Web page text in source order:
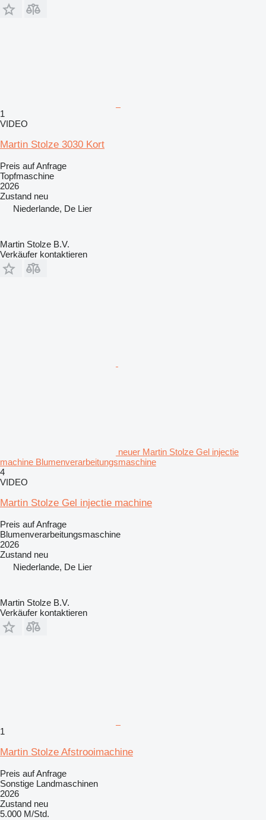
1
VIDEO
Martin Stolze 3030 Kort
Preis auf Anfrage
Topfmaschine
2026
Zustand neu
Niederlande, De Lier
Martin Stolze B.V.
Verkäufer kontaktieren
neuer Martin Stolze Gel injectie
machine Blumenverarbeitungsmaschine
4
VIDEO
Martin Stolze Gel injectie machine
Preis auf Anfrage
Blumenverarbeitungsmaschine
2026
Zustand neu
Niederlande, De Lier
Martin Stolze B.V.
Verkäufer kontaktieren
1
Martin Stolze Afstrooimachine
Preis auf Anfrage
Sonstige Landmaschinen
2026
Zustand neu
5.000 M/Std.